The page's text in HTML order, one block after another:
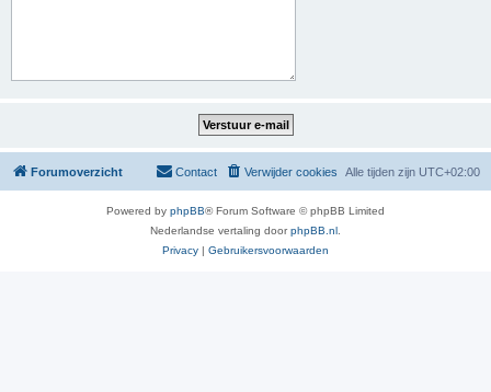
Forumoverzicht Alle tijden zijn UTC+02:00
Verwijder cookies
Contact
Powered by phpBB® Forum Software © phpBB Limited
Nederlandse vertaling doorphpBB.nl
Privacy | Gebruikersvoorwaarden